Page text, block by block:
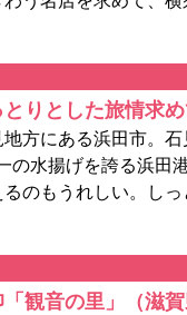
りとした旅情求
方にある浜田市。石
の水揚げを誇る浜田
のもうれしい。し
観音の里」（滋